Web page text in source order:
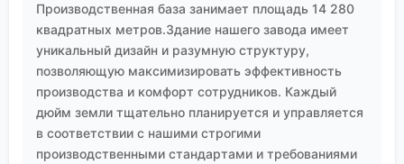
Производственная база занимает площадь 14 280
квадратных метров.Здание нашего завода имеет
уникальный дизайн и разумную структуру,
позволяющую максимизировать эффективность
производства и комфорт сотрудников. Каждый
дюйм земли тщательно планируется и управляется
в соответствии с нашими строгими
производственными стандартами и требованиями